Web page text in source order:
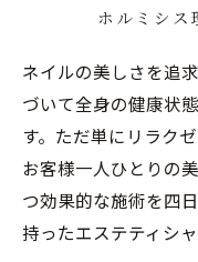
ホルミシス
ネイルの美しさを追
づいて全身の健康状
す。ただ単にリラク
お客様一人ひとりの
つ効果的な施術を四
持ったエステティシ